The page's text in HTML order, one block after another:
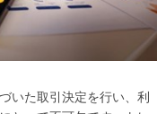
いた取引決定を行い、利